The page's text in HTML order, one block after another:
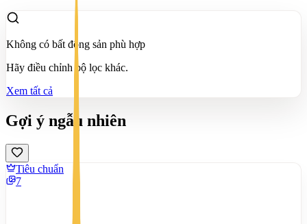
Không có bất động sản phù hợp
Hãy điều chỉnh bộ lọc khác.
Xem tất cả
Gợi ý ngẫu nhiên
Tiêu chuẩn
7